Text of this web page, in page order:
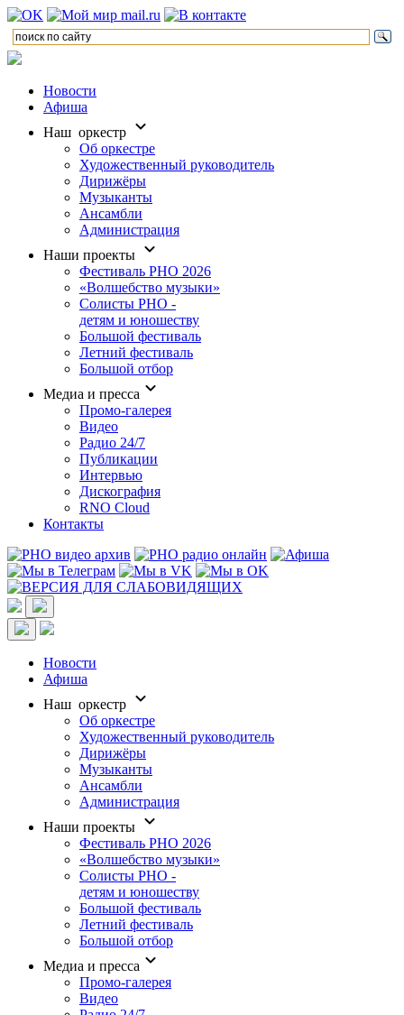
Новости
Афиша
Наш оркестр
Об оркестре
Художественный руководитель
Дирижёры
Музыканты
Ансамбли
Администрация
Наши проекты
Фестиваль РНО 2026
«Волшебство музыки»
Солисты РНО -
детям и юношеству
Большой фестиваль
Летний фестиваль
Большой отбор
Медиа и пресса
Промо-галерея
Видео
Радио 24/7
Публикации
Интервью
Дискография
RNO Cloud
Контакты
Новости
Афиша
Наш оркестр
Об оркестре
Художественный руководитель
Дирижёры
Музыканты
Ансамбли
Администрация
Наши проекты
Фестиваль РНО 2026
«Волшебство музыки»
Солисты РНО -
детям и юношеству
Большой фестиваль
Летний фестиваль
Большой отбор
Медиа и пресса
Промо-галерея
Видео